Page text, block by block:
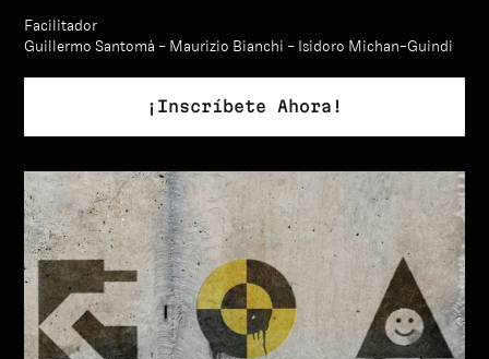
Facilitador
Guillermo Santomà - Maurizio Bianchi - Isidoro Michan-Guindi
¡Inscríbete Ahora!